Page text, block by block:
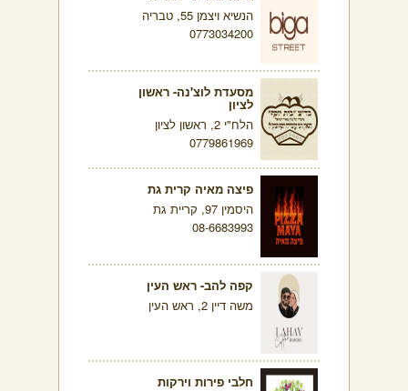
הנשיא ויצמן 55, טבריה
0773034200
מסעדת לוצ'נה- ראשון
לציון
הלח"י 2, ראשון לציון
0779861969
פיצה מאיה קרית גת
היסמין 97, קריית גת
08-6683993
קפה להב- ראש העין
משה דיין 2, ראש העין
חלבי פירות וירקות